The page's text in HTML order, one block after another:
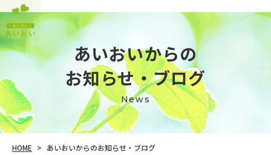
あいおいからの
​​​​​​​お知らせ・ブログ
News
HOME > あいおいからのお知らせ・ブログ